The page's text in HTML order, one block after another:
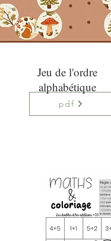
pdf
Jeu de l'ordre
alphabétique